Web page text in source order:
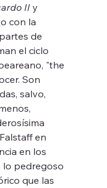
II y
con la
de
el ciclo
"the
Son
salvo,
en
en los
lo pedregoso
que las